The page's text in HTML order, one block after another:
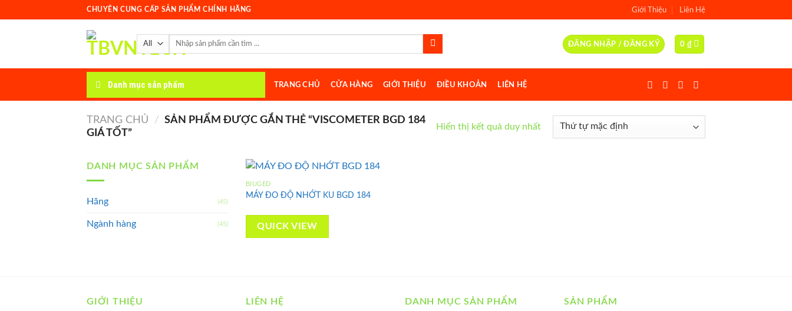
to
CHUYÊN CUNG CẤP SẢN PHẨM CHÍNH HÃNG Giới Thiệu Liên Hệ
Tìm
ĐĂNG NHẬP / ĐĂNG KÝ 0 ₫
Danh mục sản phẩm TRANG CHỦ CỬA HÀNG GIỚI THIỆU ĐIỀU KHOẢN LIÊN HỆ
TRANG CHỦ / SẢN PHẨM ĐƯỢC GẮN THẺ “VISCOMETER BGD 184
GIÁ TỐT”
Hiển thị kết quả duy nhất
DANH MỤC SẢN PHẨM
Hãng (45)
Ngành hàng (45)
BIUGED
MÁY ĐO ĐỘ NHỚT KU BGD 184
QUICK VIEW
GIỚI THIỆU LIÊN HỆ DANH MỤC SẢN PHẨM SẢN PHẨM